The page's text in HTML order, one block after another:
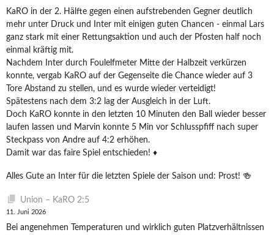
KaRO in der 2. Hälfte gegen einen aufstrebenden Gegner deutlich
mehr unter Druck und Inter mit einigen guten Chancen - einmal Lars
ganz stark mit einer Rettungsaktion und auch der Pfosten half noch
einmal kräftig mit.
Nachdem Inter durch Foulelfmeter Mitte der Halbzeit verkürzen
konnte, vergab KaRO auf der Gegenseite die Chance wieder auf 3
Tore Abstand zu stellen, und es wurde wieder verteidigt!
Spätestens nach dem 3:2 lag der Ausgleich in der Luft.
Doch KaRO konnte in den letzten 10 Minuten den Ball wieder besser
laufen lassen und Marvin konnte 5 Min vor Schlusspfiff nach super
Steckpass von Andre auf 4:2 erhöhen.
Damit war das faire Spiel entschieden! ♦️
Alles Gute an Inter für die letzten Spiele der Saison und: Prost! 🍻
Union – KaRO 2:5
11. Juni 2026
Bei angenehmen Temperaturen und wirklich guten Platzverhältnissen